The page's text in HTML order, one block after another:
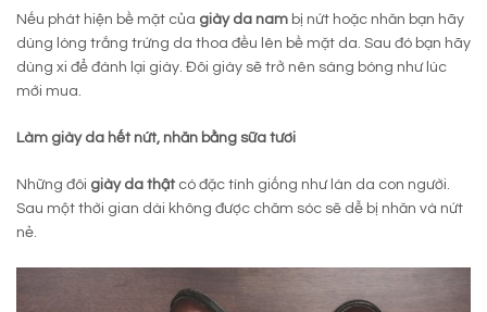
Nếu phát hiện bề mặt của giày da nam bị nứt hoặc nhăn bạn hãy
dùng lòng trắng trứng da thoa đều lên bề mặt da. Sau đó bạn hãy
dùng xi để đánh lại giày. Đôi giày sẽ trở nên sáng bóng như lúc
mới mua.
Làm giày da hết nứt, nhăn bằng sữa tươi
Những đôi giày da thật có đặc tính giống như làn da con người.
Sau một thời gian dài không được chăm sóc sẽ dễ bị nhăn và nứt
nẻ.